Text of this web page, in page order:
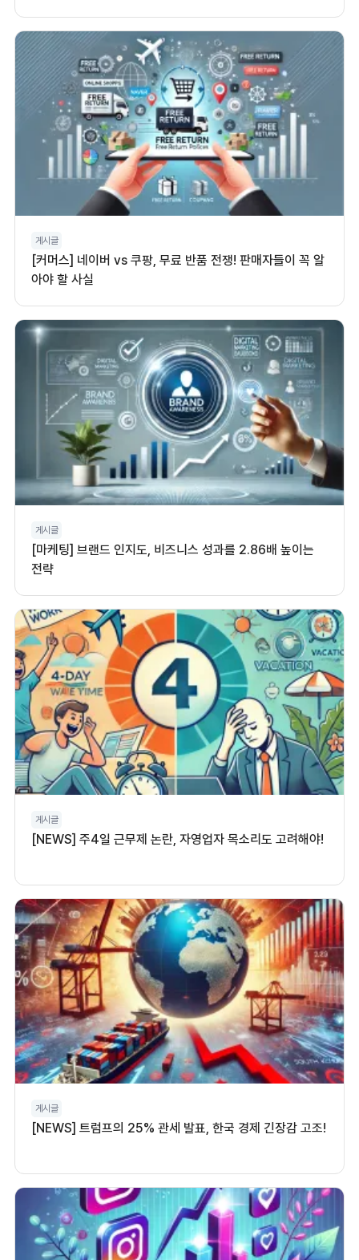
게시글
[커머스] 네이버 vs 쿠팡, 무료 반품 전쟁! 판매자들이 꼭 알
아야 할 사실
게시글
[마케팅] 브랜드 인지도, 비즈니스 성과를 2.86배 높이는
전략
게시글
[NEWS] 주4일 근무제 논란, 자영업자 목소리도 고려해야!
게시글
[NEWS] 트럼프의 25% 관세 발표, 한국 경제 긴장감 고조!